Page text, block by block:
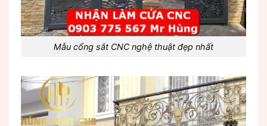
Mẫu cổng sắt CNC nghệ thuật đẹp nhất